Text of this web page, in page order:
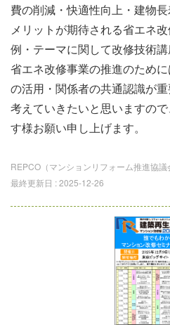
費の削減・快適性向上・建物
メリットが期待される省エネ
例・テーマに関して改修技術講
省エネ改修事業の推進のため
の活用・関係者の共通認識が
考えていきたいと思いますの
す様お願い申し上げます。
REPCO（マンションリフォーム推進協議
最終更新日 :2025-12-26